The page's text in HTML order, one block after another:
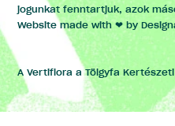
jogunkat fenntartjuk, azok
Website made with ❤ by
A Vertiflora a Tölgyfa